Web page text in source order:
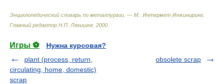
Энциклопедический словарь по металлургии. — М.: Интермет Инжиниринг
Главный редактор Н.П. Лякишев 2000
Игры ⚽
Нужна курсовая?
plant (process, return,
circulating, home, domestic)
scrap
obsolete scrap